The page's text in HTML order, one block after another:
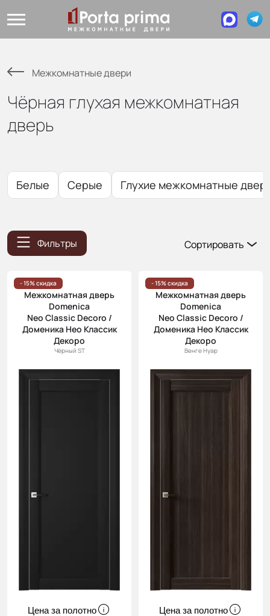
Межкомнатные двери
Чёрная глухая межкомнатная
дверь
Белые Серые Глухие межкомнатные
Фильтры
Сортировать
Цена
(возр.)
Цена (убыв.)
Cначала
новинки
скидки
- 15% скидка
Межкомнатная дверь
Domenica
Neo Classic Decoro /
Доменика Нео Классик
Декоро
Чёрный ST
Цена за полотно
- 15% скидка
Межкомнатная дверь
Domenica
Neo Classic Decoro /
Доменика Нео Классик
Декоро
Венге Нуар
Цена за полотно